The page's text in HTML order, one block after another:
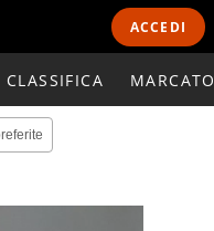
ACCEDI
CLASSIFICA